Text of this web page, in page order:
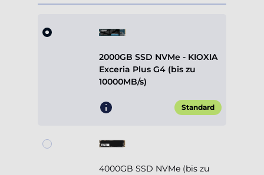
2000GB SSD NVMe - KIOXIA
Exceria Plus G4 (bis zu
10000MB/s)
Standard
4000GB SSD NVMe (bis zu